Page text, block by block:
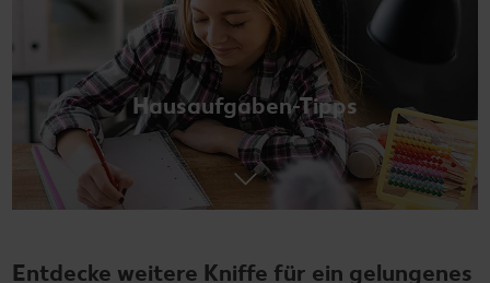
Hausaufgaben-Tipps
Entdecke weitere Kniffe für ein gelungenes